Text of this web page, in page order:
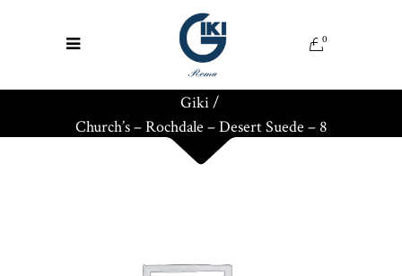
0
Giki/
Church’s – Rochdale – Desert Suede – 8